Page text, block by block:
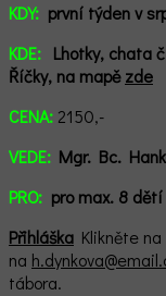
KDY: první
KDE: Lhotky, chata
Říčky, na mapězde
CENA: 2150,-
VEDE: Mgr. Bc.
PRO: pro max. 8
Přihláška Klikněte
na
tábora.